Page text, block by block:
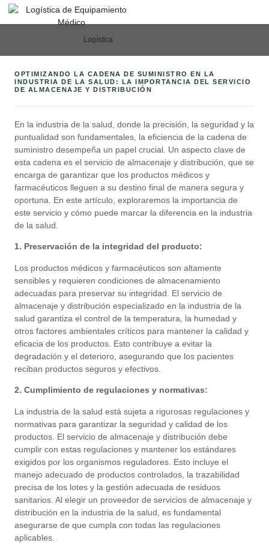
Logística
OPTIMIZANDO LA CADENA DE SUMINISTRO EN LA
INDUSTRIA DE LA SALUD: LA IMPORTANCIA DEL SERVICIO
DE ALMACENAJE Y DISTRIBUCIÓN
En la industria de la salud, donde la precisión, la seguridad y la
puntualidad son fundamentales, la eficiencia de la cadena de
suministro desempeña un papel crucial. Un aspecto clave de
esta cadena es el servicio de almacenaje y distribución, que se
encarga de garantizar que los productos médicos y
farmacéuticos lleguen a su destino final de manera segura y
oportuna. En este artículo, exploraremos la importancia de
este servicio y cómo puede marcar la diferencia en la industria
de la salud.
1. Preservación de la integridad del producto:
Los productos médicos y farmacéuticos son altamente
sensibles y requieren condiciones de almacenamiento
adecuadas para preservar su integridad. El servicio de
almacenaje y distribución especializado en la industria de la
salud garantiza el control de la temperatura, la humedad y
otros factores ambientales críticos para mantener la calidad y
eficacia de los productos. Esto contribuye a evitar la
degradación y el deterioro, asegurando que los pacientes
reciban productos seguros y efectivos.
2. Cumplimiento de regulaciones y normativas:
La industria de la salud está sujeta a rigurosas regulaciones y
normativas para garantizar la seguridad y calidad de los
productos. El servicio de almacenaje y distribución debe
cumplir con estas regulaciones y mantener los estándares
exigidos por los organismos reguladores. Esto incluye el
manejo adecuado de productos controlados, la trazabilidad
precisa de los lotes y la gestión adecuada de residuos
sanitarios. Al elegir un proveedor de servicios de almacenaje y
distribución en la industria de la salud, es fundamental
asegurarse de que cumpla con todas las regulaciones
aplicables.